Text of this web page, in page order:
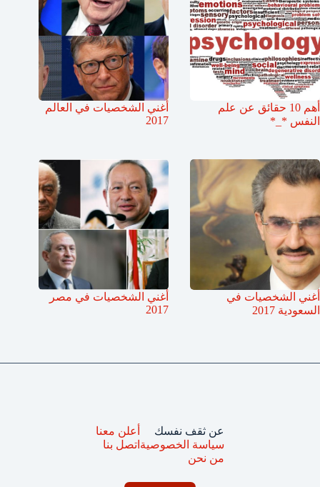
أهم 10 حقائق عن علم
النفس *_*
أغني الشخصيات في العالم
2017
أغني الشخصيات في
السعودية 2017
أغني الشخصيات في مصر
2017
عن ثقف نفسك
سياسة الخصوصية
من نحن
أعلن معنا
اتصل بنا